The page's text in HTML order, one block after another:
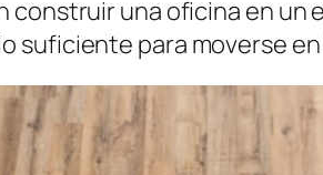
una oficina en un
suficiente para moverse